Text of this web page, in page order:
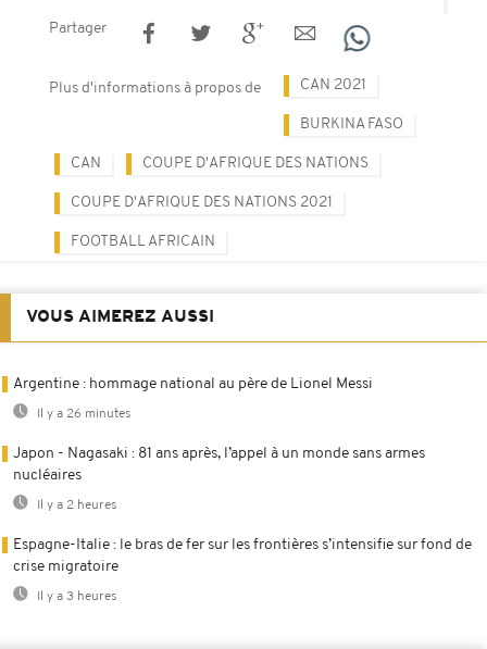
Partager
Plus d'informations à propos de CAN 2021
BURKINA FASO
CAN COUPE D'AFRIQUE DES NATIONS
COUPE D'AFRIQUE DES NATIONS 2021
FOOTBALL AFRICAIN
VOUS AIMEREZ AUSSI
Argentine : hommage national au père de Lionel Messi
Il y a 26 minutes
Japon - Nagasaki : 81 ans après, l’appel à un monde sans armes
nucléaires
Il y a 2 heures
Espagne-Italie : le bras de fer sur les frontières s’intensifie sur fond de
crise migratoire
Il y a 3 heures